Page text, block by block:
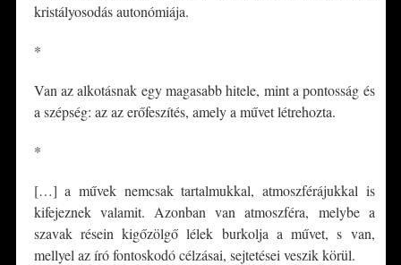
kristályosodás autonómiája.
*
Van az alkotásnak egy magasabb hitele, mint a pontosság és
a szépség: az az erőfeszítés, amely a művet létrehozta.
*
[…] a művek nemcsak tartalmukkal, atmoszférájukkal is
kifejeznek valamit. Azonban van atmoszféra, melybe a
szavak résein kigőzölgő lélek burkolja a művet, s van,
mellyel az író fontoskodó célzásai, sejtetései veszik körül.